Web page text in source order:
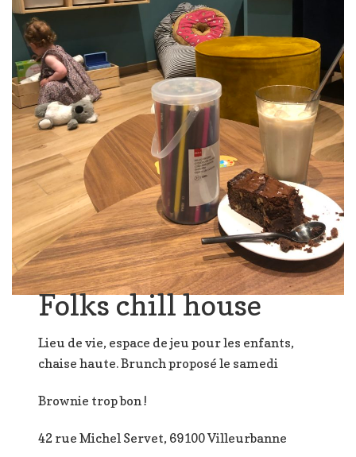
Folks chill house
Lieu de vie, espace de jeu pour les enfants,
chaise haute. Brunch proposé le samedi
Brownie trop bon !
42 rue Michel Servet, 69100 Villeurbanne